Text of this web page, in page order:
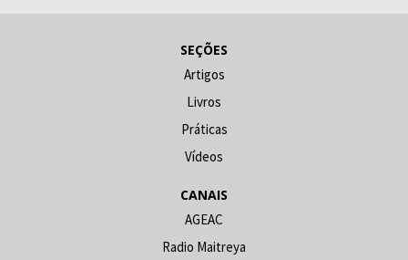
SEÇÕES
Artigos
Livros
Práticas
Vídeos
CANAIS
AGEAC
Radio Maitreya